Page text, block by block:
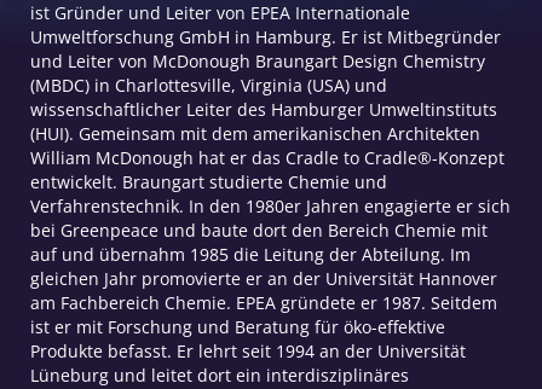
ist Gründer und Leiter von EPEA Internationale
Umweltforschung GmbH in Hamburg. Er ist Mitbegründer
und Leiter von McDonough Braungart Design Chemistry
(MBDC) in Charlottesville, Virginia (USA) und
wissenschaftlicher Leiter des Hamburger Umweltinstituts
(HUI). Gemeinsam mit dem amerikanischen Architekten
William McDonough hat er das Cradle to Cradle®-Konzept
entwickelt. Braungart studierte Chemie und
Verfahrenstechnik. In den 1980er Jahren engagierte er sich
bei Greenpeace und baute dort den Bereich Chemie mit
auf und übernahm 1985 die Leitung der Abteilung. Im
gleichen Jahr promovierte er an der Universität Hannover
am Fachbereich Chemie. EPEA gründete er 1987. Seitdem
ist er mit Forschung und Beratung für öko-effektive
Produkte befasst. Er lehrt seit 1994 an der Universität
Lüneburg und leitet dort ein interdisziplinäres